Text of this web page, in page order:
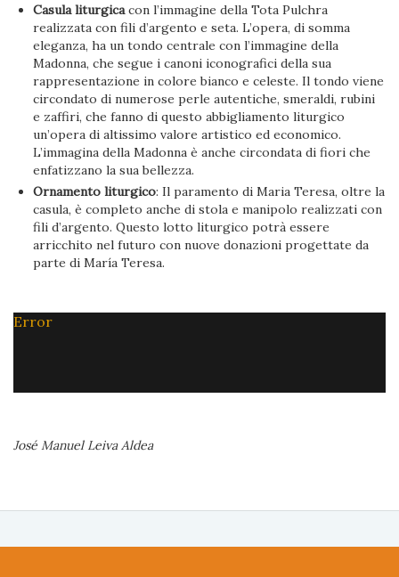
Casula liturgicacon l’immagine della Tota Pulchra
realizzata con fili d’argento e seta. L’opera, di somma
eleganza, ha un tondo centrale con l’immagine della
Madonna, che segue i canoni iconografici della sua
rappresentazione in colore bianco e celeste. Il tondo viene
circondato di numerose perle autentiche, smeraldi, rubini
e zaffiri, che fanno di questo abbigliamento liturgico
un’opera di altissimo valore artistico ed economico.
L’immagina della Madonna è anche circondata di fiori che
enfatizzano la sua bellezza.
Ornamento liturgico: Il paramento di Maria Teresa, oltre la
casula, è completo anche di stola e manipolo realizzati con
fili d’argento. Questo lotto liturgico potrà essere
arricchito nel futuro con nuove donazioni progettate da
parte di María Teresa.
Error
José Manuel Leiva Aldea